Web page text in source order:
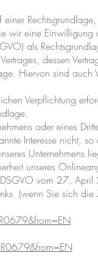
wir eine Einwilligung
als
dessen
Hiervon sind auch
Verpflichtung
oder eines
Interesse nicht,
Unternehmens
unseres
DSGVO vom 27.
(wenn Sie sich die